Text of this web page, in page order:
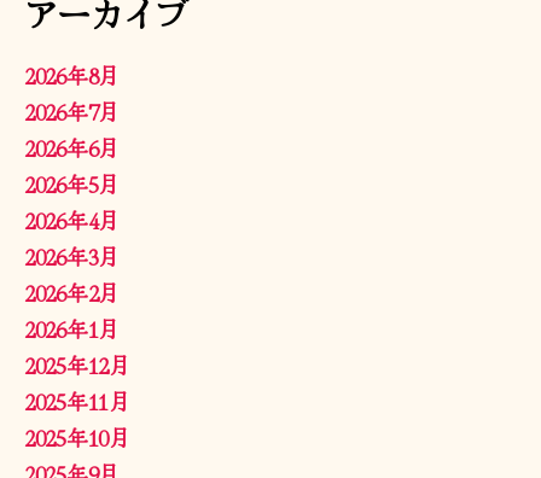
アーカイブ
2026年8月
2026年7月
2026年6月
2026年5月
2026年4月
2026年3月
2026年2月
2026年1月
2025年12月
2025年11月
2025年10月